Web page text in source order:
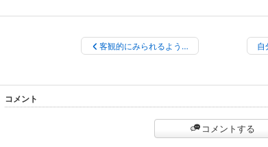
客観的にみられるよう…
コメント
コメントする